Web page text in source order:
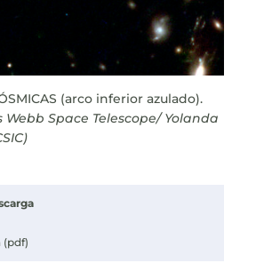
(arco inferior azulado).
Webb Space Telescope/ Yolanda
(pdf)